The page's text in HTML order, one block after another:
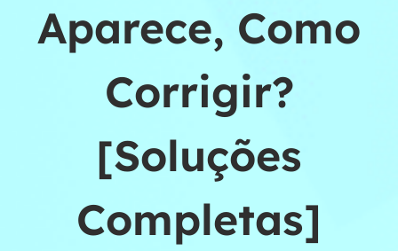
Aparece, Como
Corrigir?
[Soluções
Completas]